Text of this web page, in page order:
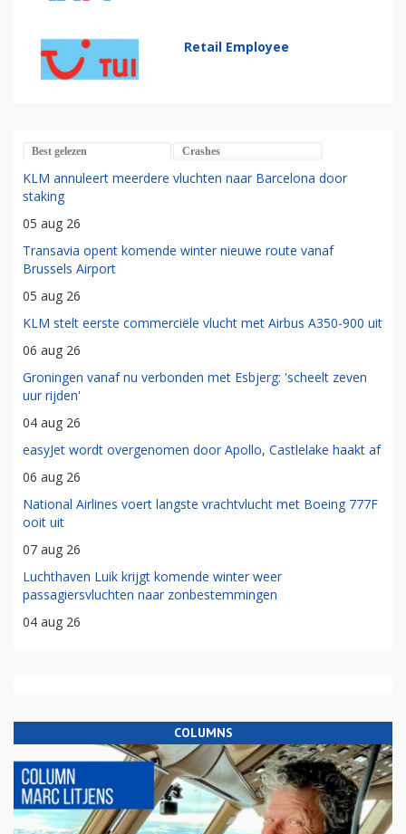
Retail Employee
Best gelezen Crashes
KLM annuleert meerdere vluchten naar Barcelona door
staking
05 aug 26
Transavia opent komende winter nieuwe route vanaf
Brussels Airport
05 aug 26
KLM stelt eerste commerciële vlucht met Airbus A350-900 uit
06 aug 26
Groningen vanaf nu verbonden met Esbjerg: 'scheelt zeven
uur rijden'
04 aug 26
easyJet wordt overgenomen door Apollo, Castlelake haakt af
06 aug 26
National Airlines voert langste vrachtvlucht met Boeing 777F
ooit uit
07 aug 26
Luchthaven Luik krijgt komende winter weer
passagiersvluchten naar zonbestemmingen
04 aug 26
COLUMNS